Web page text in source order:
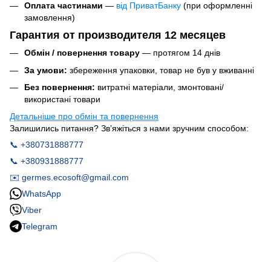
Оплата частинами — від ПриватБанку (при оформленні
замовлення)
Гарантия от производителя 12 месяцев
Обмін / повернення товару — протягом 14 днів
За умови: збереження упаковки, товар не був у вживанні
Без повернення: витратні матеріали, змонтовані/
використані товари
Детальніше про обмін та повернення
Залишились питання? Зв’яжіться з нами зручним способом:
📞 +380731888777
📞 +380931888777
✉️ germes.ecosoft@gmail.com
WhatsApp
Viber
Telegram